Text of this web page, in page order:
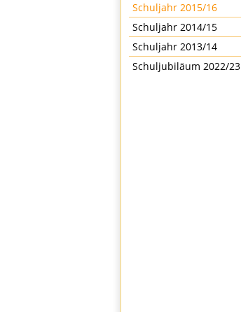
Schuljahr 2015/16
Schuljahr 2014/15
Schuljahr 2013/14
Schuljubiläum 2022/23